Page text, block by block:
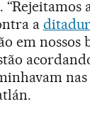
a
em nossos